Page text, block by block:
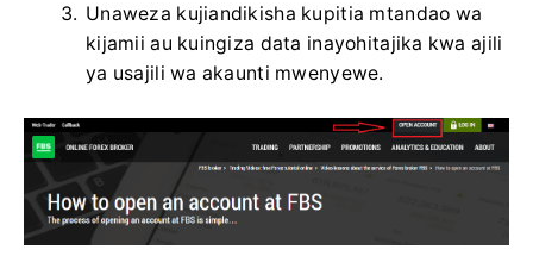
Unaweza kujiandikisha kupitia mtandao wa
kijamii au kuingiza data inayohitajika kwa ajili
ya usajili wa akaunti mwenyewe.